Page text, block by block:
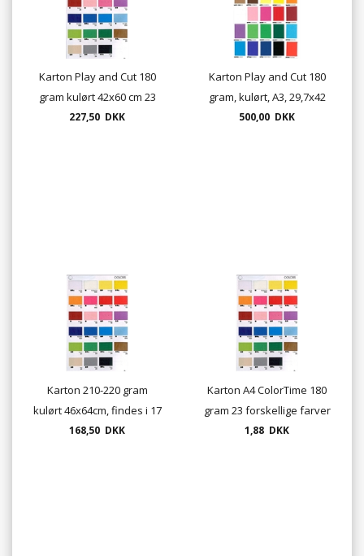
Karton Play and Cut 180
gram kulørt 42x60 cm 23
farver 100 ark. pr. pakke.
227,50 DKK
Karton Play and Cut 180
gram, kulørt, A3, 29,7x42
cm, 23 farver, 200 ark. pr.
500,00 DKK
Karton 210-220 gram
kulørt 46x64cm, findes i 17
farver, 25 ark. pr. pose
168,50 DKK
Karton A4 ColorTime 180
gram 23 forskellige farver
1,88 DKK